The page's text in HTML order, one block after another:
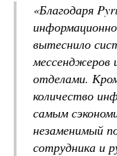
«Благодаря
вытеснило
мессенджеров
отделами.
количество
самым
незаменимый
сотрудника и